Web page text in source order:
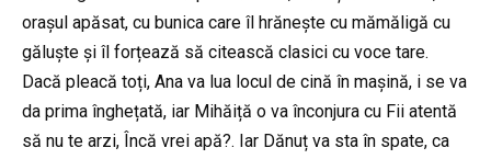
orașul apăsat, cu bunica care îl hrănește cu mămăligă cu
găluște și îl forțează să citească clasici cu voce tare.
Dacă pleacă toți, Ana va lua locul de cină în mașină, i se va
da prima înghețată, iar Mihăiță o va înconjura cu Fii atentă
să nu te arzi, Încă vrei apă?. Iar Dănuț va sta în spate, ca